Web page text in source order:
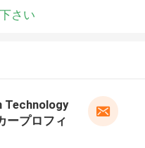
さい
Technology
ープロフィ